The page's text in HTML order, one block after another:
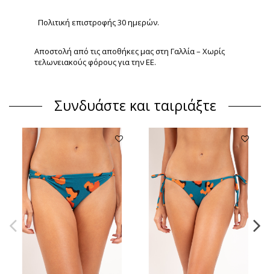
Πολιτική επιστροφής 30 ημερών.
Αποστολή από τις αποθήκες μας στη Γαλλία – Χωρίς
τελωνειακούς φόρους για την ΕΕ.
Συνδυάστε και ταιριάξτε